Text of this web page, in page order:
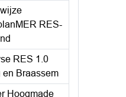
RES-
RES 1.0
Braassem
Hoogmade